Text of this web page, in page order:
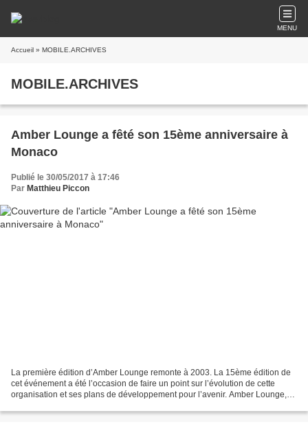
MENU
Accueil » MOBILE.ARCHIVES
MOBILE.ARCHIVES
Amber Lounge a fêté son 15ème anniversaire à
Monaco
Publié le 30/05/2017 à 17:46
Par Matthieu Piccon
La première édition d’Amber Lounge remonte à 2003. La 15ème édition de
cet événement a été l’occasion de faire un point sur l’évolution de cette
organisation et ses plans de développement pour l’avenir. Amber Lounge,